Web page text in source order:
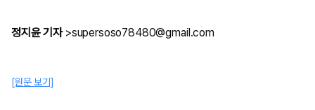
정지윤 기자>supersoso78480@gmail.com
[원문 보기]